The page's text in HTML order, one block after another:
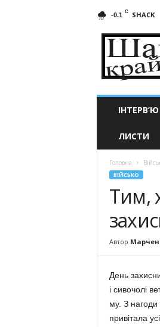
-0.1 C SHACK
край
ІНТЕРВ’Ю
ЛИСТИ
Головна
ВІЙСЬКО
Тим,
Автор
День
і сивочолі
му. З нагоди
привітала